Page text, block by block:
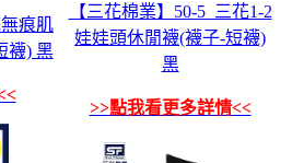
無痕肌
襪) 黑
【三花棉業】50-5_三花1-2
娃娃頭休閒襪(襪子-短襪)
黑
>>點我看更多詳情<<